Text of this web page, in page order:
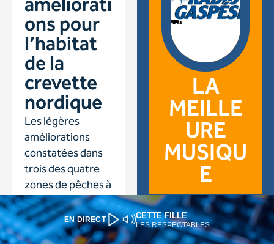
EN DIRECT CETTE FILLE
LES RESPECTABLES